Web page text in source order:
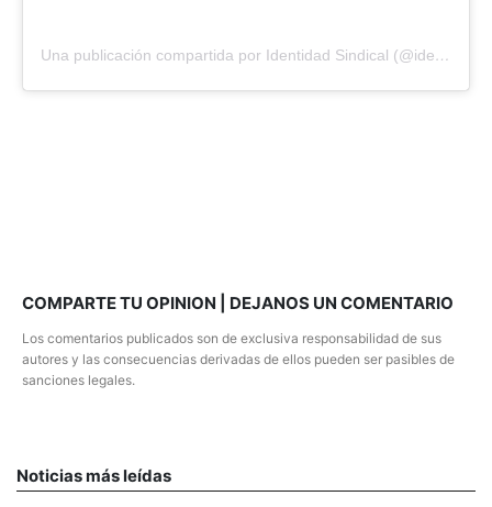
Una publicación compartida por Identidad Sindical (@identisindical)
COMPARTE TU OPINION | DEJANOS UN COMENTARIO
Los comentarios publicados son de exclusiva responsabilidad de sus
autores y las consecuencias derivadas de ellos pueden ser pasibles de
sanciones legales.
Noticias más leídas